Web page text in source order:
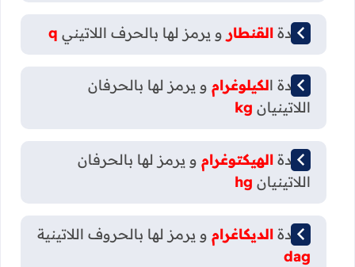
وحدة القنطار و يرمز لها بالحرف اللاتيني q
وحدة الكيلوغرام و يرمز لها بالحرفان
اللاتينيان kg
وحدة الهيكتوغرام و يرمز لها بالحرفان
اللاتينيان hg
وحدة الديكاغرام و يرمز لها بالحروف اللاتينية
dag